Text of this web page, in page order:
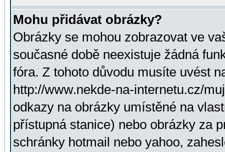
Mohu přidávat obrázky?
Obrázky se mohou zobrazovat ve
současné době neexistuje žádná
fóra. Z tohoto důvodu musíte uvést
http://www.nekde-na-internetu.cz/
odkazy na obrázky umístěné na
přístupná stanice) nebo obrázky za
schránky hotmail nebo yahoo,